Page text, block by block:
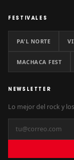
FESTIVALES
PA'L NORTE
MACHACA FEST
NEWSLETTER
Lo mejor del rock y